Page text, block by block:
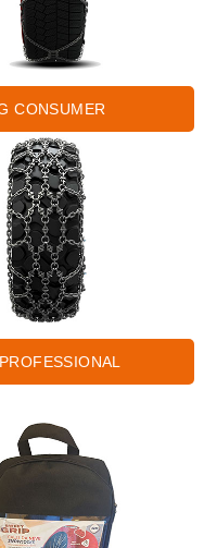
CONSUMER